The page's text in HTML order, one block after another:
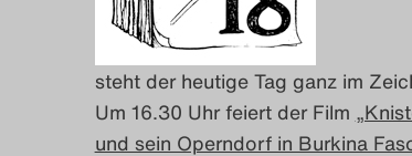
steht der heutige Tag ganz im
Um 16.30 Uhr feiert der Film
und sein Operndorf in Burkina